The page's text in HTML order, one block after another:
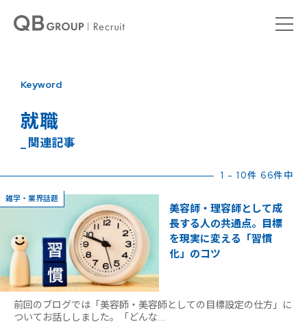
Keyword
就職
_ 関連記事
1 - 10件 66件中
雑学・業界話題
美容師・理容師として成
長する人の共通点。目標
を現実に変える「習慣
化」のコツ
前回のブログでは「美容師・美容師としての目標設定の仕方」に
ついてお話ししました。「どんな...